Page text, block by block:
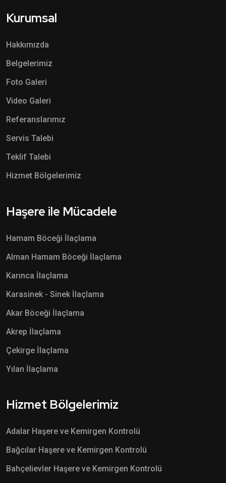
Kurumsal
Hakkımızda
Belgelerimiz
Foto Galeri
Video Galeri
Referanslarımız
Servis Talebi
Teklif Talebi
Hizmet Bölgelerimiz
Haşere ile Mücadele
Hamam Böceği İlaçlama
Alman Hamam Böceği İlaçlama
Karınca İlaçlama
Karasinek - Sinek İlaçlama
Akar Böceği İlaçlama
Akrep İlaçlama
Çekirge İlaçlama
Yılan İlaçlama
Hizmet Bölgelerimiz
Adalar Haşere ve Kemirgen Kontrolü
Bağcılar Haşere ve Kemirgen Kontrolü
Bahçelievler Haşere ve Kemirgen Kontrolü